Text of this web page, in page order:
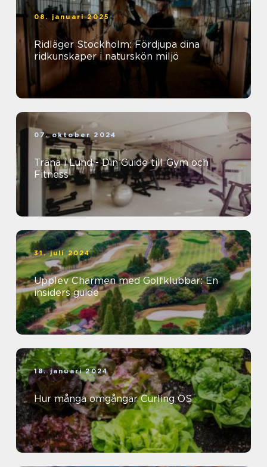
08. januari 2025
Ridläger Stockholm: Fördjupa dina
ridkunskaper i naturskön miljö
07. oktober 2024
Träna i Lund - Din Guide till Gym och
Fitness
31. juli 2024
Upplev Charmen med Golfklubbar: En
insiders guide
18. januari 2024
Hur många omgångar Curling OS